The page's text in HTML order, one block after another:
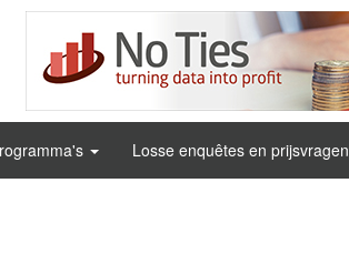
Losse enquêtes en prijsvragen